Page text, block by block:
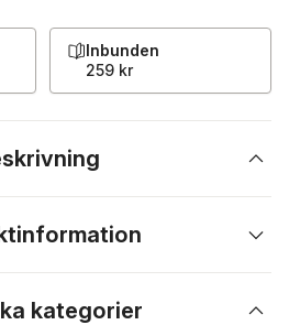
Inbunden
259 kr
kategorier